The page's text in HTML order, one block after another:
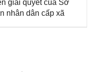
giải quyết của Sở
nhân dân cấp xã